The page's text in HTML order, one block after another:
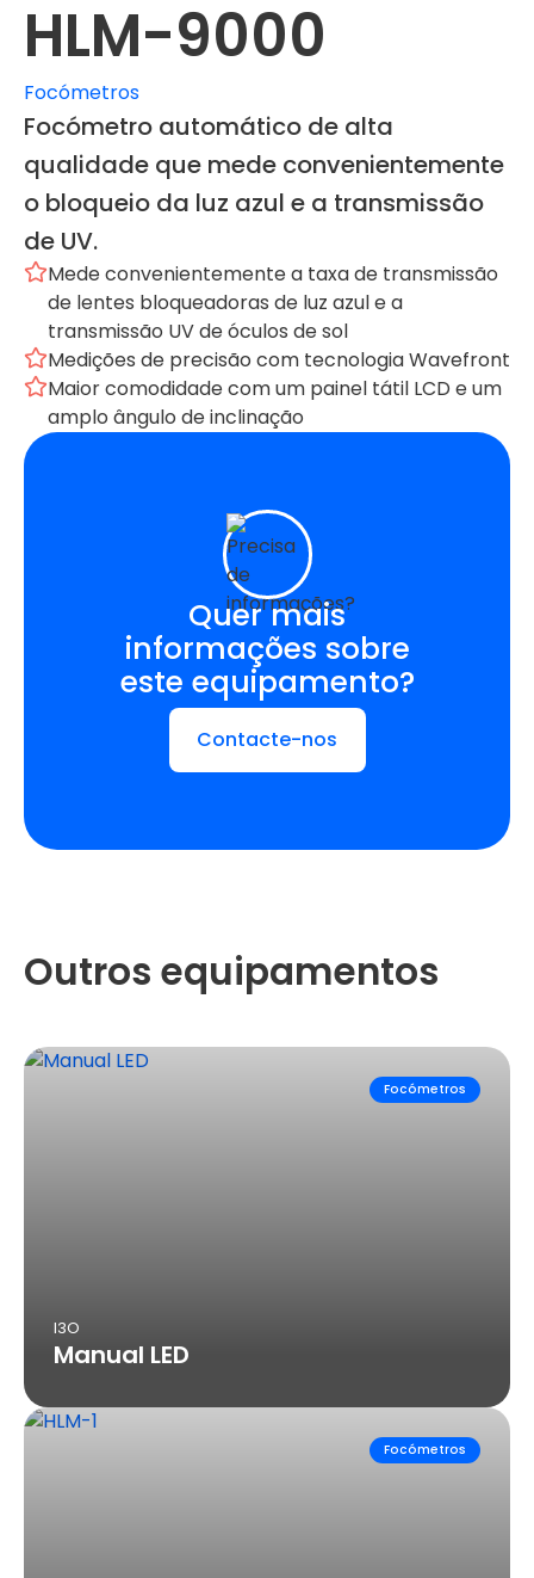
HLM-9000
Focómetros
Focómetro automático de alta
qualidade que mede convenientemente
o bloqueio da luz azul e a transmissão
de UV.
Mede convenientemente a taxa de transmissão
de lentes bloqueadoras de luz azul e a
transmissão UV de óculos de sol
Medições de precisão com tecnologia Wavefront
Maior comodidade com um painel tátil LCD e um
amplo ângulo de inclinação
Quer mais
informações sobre
este equipamento?
Contacte-nos
Outros equipamentos
Focómetros
I3O
Manual LED
Focómetros